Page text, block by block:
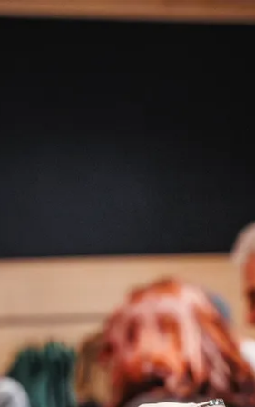
Chiemsee &
Aktivitäten für die Familie
Winter
Golfen
&
Orte